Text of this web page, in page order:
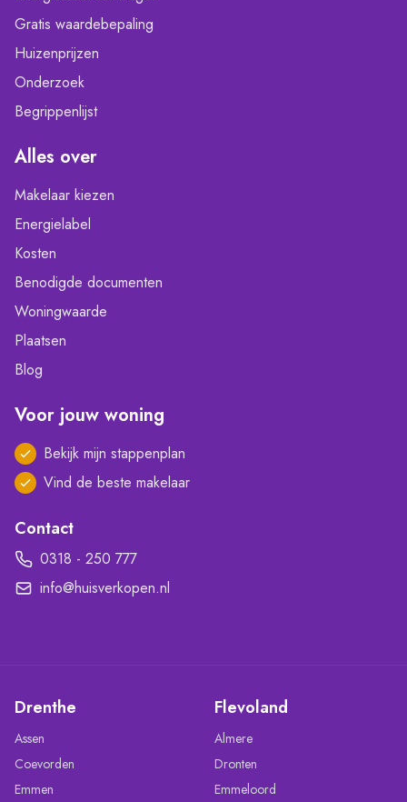
Gratis waardebepaling
Huizenprijzen
Onderzoek
Begrippenlijst
Alles over
Makelaar kiezen
Energielabel
Kosten
Benodigde documenten
Woningwaarde
Plaatsen
Blog
Voor jouw woning
Bekijk mijn stappenplan
Vind de beste makelaar
Contact
0318 - 250 777
info@huisverkopen.nl
Drenthe
Assen
Coevorden
Emmen
Flevoland
Almere
Dronten
Emmeloord